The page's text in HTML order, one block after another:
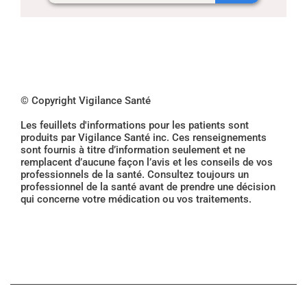
© Copyright Vigilance Santé
Les feuillets d'informations pour les patients sont
produits par Vigilance Santé inc. Ces renseignements
sont fournis à titre d’information seulement et ne
remplacent d’aucune façon l’avis et les conseils de vos
professionnels de la santé. Consultez toujours un
professionnel de la santé avant de prendre une décision
qui concerne votre médication ou vos traitements.